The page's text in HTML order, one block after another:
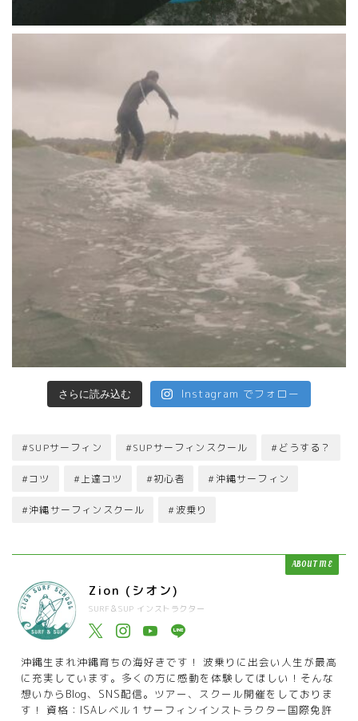
さらに読み込む Instagram でフォロー
#SUPサーフィン #SUPサーフィンスクール #どうする？
#コツ #上達コツ #初心者 #沖縄サーフィン
#沖縄サーフィンスクール #波乗り
ABOUT ME
Zion (シオン)
SURF＆SUP インストラクター
沖縄生まれ沖縄育ちの海好きです！ 波乗りに出会い人生が最高
に充実しています。多くの方に感動を体験してほしい！そんな
想いからBlog、SNS配信。ツアー、スクール開催をしておりま
す！ 資格：ISAレベル１サーフィンインストラクター国際免許